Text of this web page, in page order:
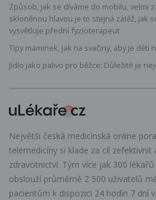
Způsob, jak se díváme do mobilu, velmi
skloněnou hlavou je to stejná zátěž, jak
vysvětluje přední fyzioterapeut
Tipy maminek, jak na svačiny, aby je
Jídlo jako palivo pro běžce: Důležité je
Největší česká medicínská online
telemedicíny si klade za cíl zefektivnit
zdravotnictví. Tým více jak 300
obslouží průměrně 2 500 uživatelů
pacientům k dispozici 24 hodin 7 dní